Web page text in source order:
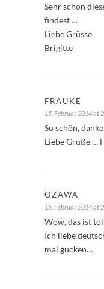
Sehr schön
findest …
Liebe Grüsse
Brigitte
FRAUKE
15. Februar 2014 at
So schön,
Liebe Grüße …
OZAWA
15. Februar 2014 at
Wow, das ist
Ich liebe
mal gucken…